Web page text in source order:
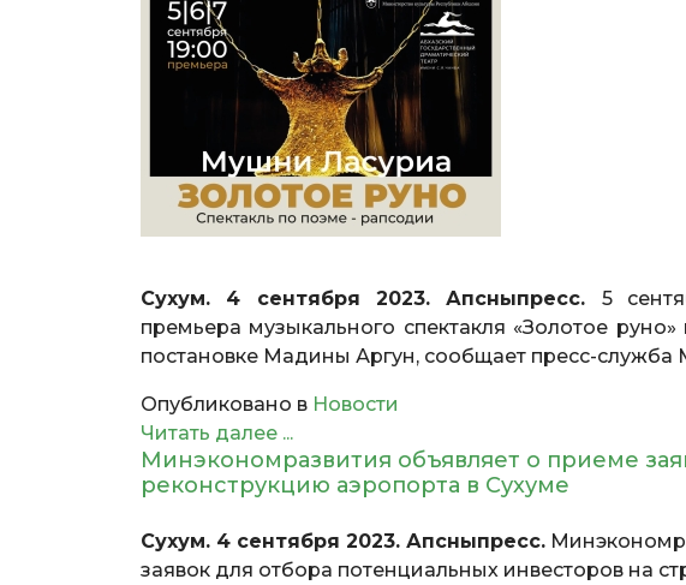
Сухум. 4 сентября 2023. Апсныпресс. 5
премьера музыкального спектакля «Золотое
постановке Мадины Аргун, сообщает пресс-служба
Опубликовано в Новости
Читать далее ...
Минэкономразвития объявляет о приеме
реконструкцию аэропорта в Сухуме
Сухум. 4 сентября 2023. Апсныпресс.
заявок для отбора потенциальных инвесторов на